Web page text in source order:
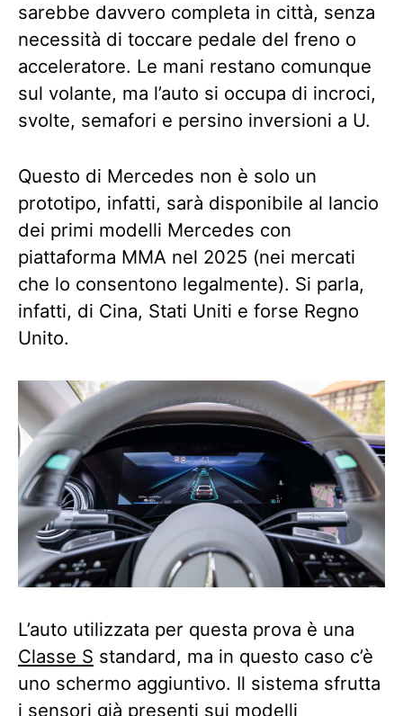
sarebbe davvero completa in città, senza
necessità di toccare pedale del freno o
acceleratore. Le mani restano comunque
sul volante, ma l’auto si occupa di incroci,
svolte, semafori e persino inversioni a U.
Questo di Mercedes non è solo un
prototipo, infatti, sarà disponibile al lancio
dei primi modelli Mercedes con
piattaforma MMA nel 2025 (nei mercati
che lo consentono legalmente). Si parla,
infatti, di Cina, Stati Uniti e forse Regno
Unito.
L’auto utilizzata per questa prova è una
Classe S standard, ma in questo caso c’è
uno schermo aggiuntivo. Il sistema sfrutta
i sensori già presenti sui modelli